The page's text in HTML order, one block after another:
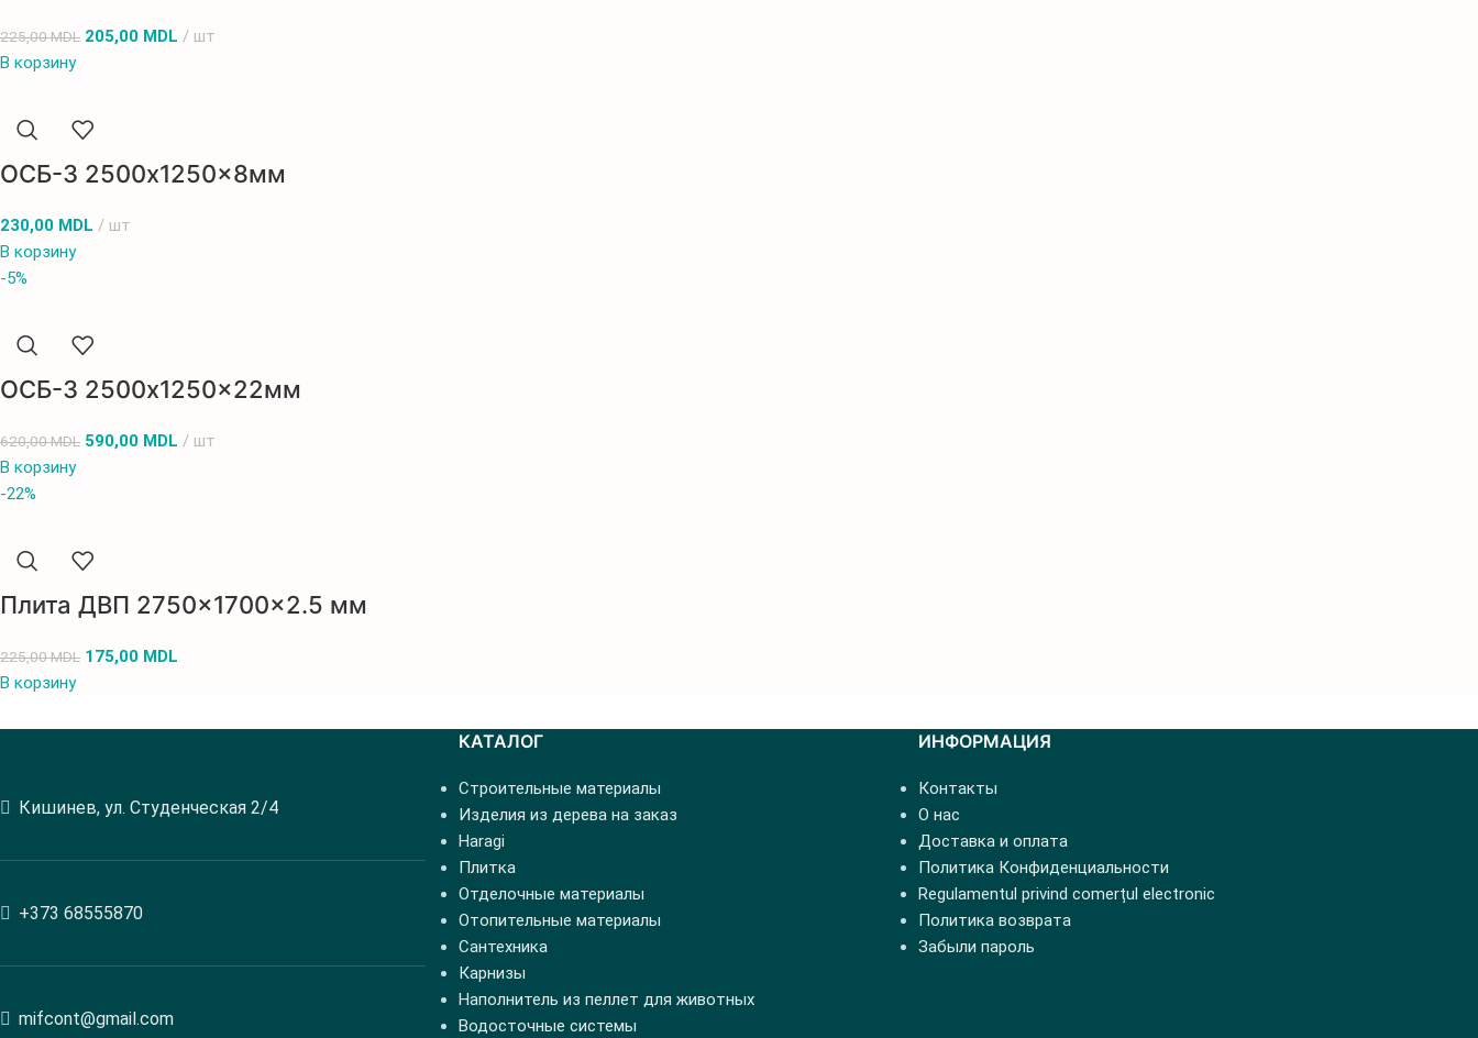
225,00MDL 205,00 MDL
шт
В корзину
ОСБ-3 2500x1250x8мм
230,00 MDL
шт
В корзину
-5%
ОСБ-3 2500x1250x22мм
620,00MDL 590,00 MDL
шт
В корзину
-22%
Плита ДВП 2750×1700×2.5 мм
225,00MDL 175,00 MDL
В корзину
Кишинев, ул. Студенческая 2/4
+373 68555870
mifcont@gmail.com
КАТАЛОГ
Строительные материалы
Изделия из дерева на заказ
Haragi
Плитка
Отделочные материалы
Отопительные материалы
Сантехника
Карнизы
Наполнитель из пеллет для животных
Водосточные системы
ИНФОРМАЦИЯ
Контакты
О нас
Доставка и оплата
Политика Конфиденциальности
Regulamentul privind comerțul electronic
Политика возврата
Забыли пароль